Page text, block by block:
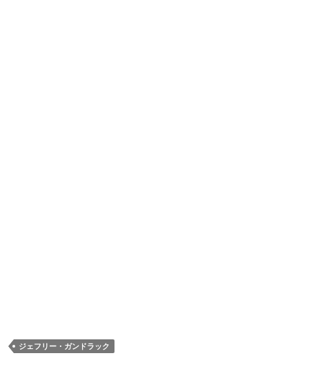
ジェフリー・ガンドラック